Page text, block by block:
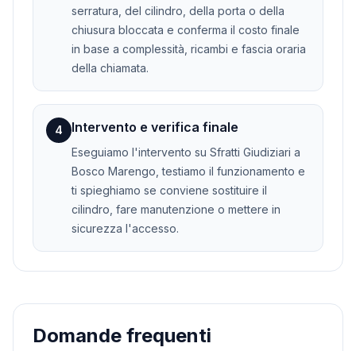
serratura, del cilindro, della porta o della
chiusura bloccata e conferma il costo finale
in base a complessità, ricambi e fascia oraria
della chiamata.
4 Intervento e verifica finale
Eseguiamo l'intervento su Sfratti Giudiziari a
Bosco Marengo, testiamo il funzionamento e
ti spieghiamo se conviene sostituire il
cilindro, fare manutenzione o mettere in
sicurezza l'accesso.
Domande frequenti